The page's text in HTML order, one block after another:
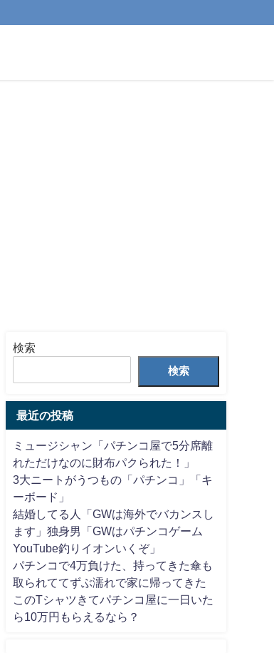
検索
検索
最近の投稿
ミュージシャン「パチンコ屋で5分席離
れただけなのに財布パクられた！」
3大ニートがうつもの「パチンコ」「キ
ーボード」
結婚してる人「GWは海外でバカンスし
ます」独身男「GWはパチンコゲーム
YouTube釣りイオンいくぞ」
パチンコで4万負けた、持ってきた傘も
取られててずぶ濡れで家に帰ってきた
このTシャツきてパチンコ屋に一日いた
ら10万円もらえるなら？